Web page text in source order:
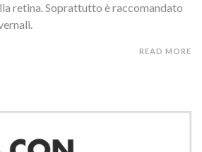
retina. Soprattutto è raccomandato
READ MORE